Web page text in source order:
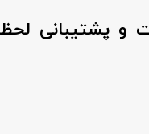
و پشتیبانی